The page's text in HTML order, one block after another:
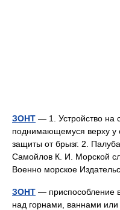
ЗОНТ — 1. Устройство на
поднимающемуся верху у
защиты от брызг. 2.
Самойлов К. И. Морской
Военно морское
ЗОНТ — приспособление
над горнами, ваннами